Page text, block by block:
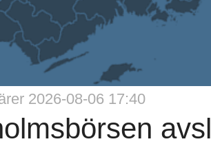
2026-08-06 17:40